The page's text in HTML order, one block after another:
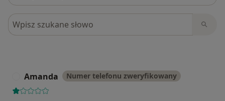
Szukaj w opiniach
Amanda Numer telefonu zweryfikowany